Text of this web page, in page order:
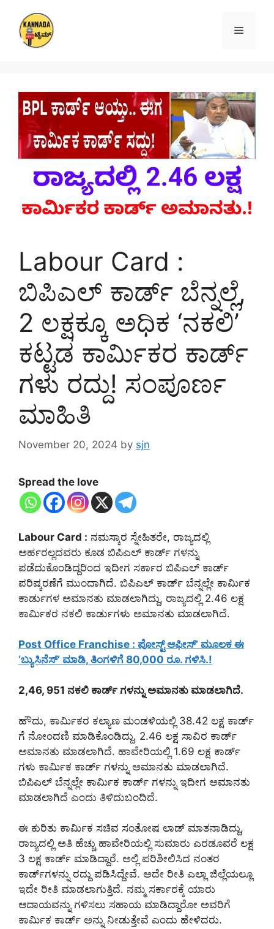
content
Menu
Labour Card :
ಬಿಪಿಎಲ್ ಕಾರ್ಡ್ ಬೆನ್ನಲ್ಲೆ,
2 ಲಕ್ಷಕ್ಕೂ ಅಧಿಕ ‘ನಕಲಿ’
ಕಟ್ಟಡ ಕಾರ್ಮಿಕರ ಕಾರ್ಡ್
ಗಳು ರದ್ದು! ಸಂಪೂರ್ಣ
ಮಾಹಿತಿ
November 20, 2024 by sjn
Spread the love
Labour Card : ನಮಸ್ಕಾರ ಸ್ನೇಹಿತರೇ, ರಾಜ್ಯದಲ್ಲಿ
ಅರ್ಹರಲ್ಲದವರು ಕೂಡ ಬಿಪಿಎಲ್ ಕಾರ್ಡ್ ಗಳನ್ನು
ಪಡೆದುಕೊಂಡಿದ್ದರಿಂದ ಇದೀಗ ಸರ್ಕಾರ ಬಿಪಿಎಲ್ ಕಾರ್ಡ್
ಪರಿಷ್ಕರಣೆಗೆ ಮುಂದಾಗಿದೆ. ಬಿಪಿಎಲ್ ಕಾರ್ಡ್ ಬೆನ್ನಲ್ಲೇ ಕಾರ್ಮಿಕ
ಕಾರ್ಡುಗಳ ಅಮಾನತು ಮಾಡಲಾಗಿದ್ದು, ರಾಜ್ಯದಲ್ಲಿ 2.46 ಲಕ್ಷ
ಕಾರ್ಮಿಕರ ನಕಲಿ ಕಾರ್ಡುಗಳು ಅಮಾನತು ಮಾಡಲಾಗಿದೆ.
Post Office Franchise : ಪೋಸ್ಟ್ ಆಫೀಸ್’ ಮೂಲಕ ಈ
‘ಬ್ಯುಸಿನೆಸ್’ ಮಾಡಿ, ತಿಂಗಳಿಗೆ 80,000 ರೂ. ಗಳಿಸಿ.!
2,46, 951 ನಕಲಿ ಕಾರ್ಡ್ ಗಳನ್ನು ಅಮಾನತು ಮಾಡಲಾಗಿದೆ.
ಹೌದು, ಕಾರ್ಮಿಕರ ಕಲ್ಯಾಣ ಮಂಡಳಿಯಲ್ಲಿ 38.42 ಲಕ್ಷ ಕಾರ್ಡ್
ಗೆ ನೋಂದಣಿ ಮಾಡಿಕೊಂಡಿದ್ದು. 2.46 ಲಕ್ಷ ಸಾವಿರ ಕಾರ್ಡ್
ಅಮಾನತು ಮಾಡಲಾಗಿದೆ. ಹಾವೇರಿಯಲ್ಲಿ 1.69 ಲಕ್ಷ ಕಾರ್ಡ್
ಗಳು ಕಾರ್ಮಿಕ ಕಾರ್ಡ್ ಗಳನ್ನು ಅಮಾನತು ಮಾಡಲಾಗಿದೆ.
ಬಿಪಿಎಲ್ ಬೆನ್ನಲ್ಲೇ ಕಾರ್ಮಿಕ ಕಾರ್ಡ್ ಗಳನ್ನು ಇದೀಗ ಅಮಾನತು
ಮಾಡಲಾಗಿದೆ ಎಂದು ತಿಳಿದುಬಂದಿದೆ.
ಈ ಕುರಿತು ಕಾರ್ಮಿಕ ಸಚಿವ ಸಂತೋಷ ಲಾಡ್ ಮಾತನಾಡಿದ್ದು,
ರಾಜ್ಯದಲ್ಲಿ ಅತಿ ಹೆಚ್ಚು ಹಾವೇರಿಯಲ್ಲಿ ಸುಮಾರು ಎರಡೂವರೆ ಲಕ್ಷ
3 ಲಕ್ಷ ಕಾರ್ಡ್‌ ಮಾಡಿದ್ದಾರೆ. ಅಲ್ಲಿ ಪರಿಶೀಲಿಸಿದ ನಂತರ
ಕಾರ್ಡ್‌ಗಳನ್ನು ರದ್ದು ಪಡಿಸಿದ್ದೇವೆ. ಅದೇ ರೀತಿ ಎಲ್ಲಾ ಜಿಲ್ಲೆಯಲ್ಲೂ
ಇದೇ ರೀತಿ ಮಾಡಲಾಗುತ್ತಿದೆ. ನಮ್ಮ ಸರ್ಕಾರಕ್ಕೆ ಯಾರು
ಆದಾಯವನ್ನು ಗಳಿಸಲು ಸಹಾಯ ಮಾಡಿದ್ದಾರೋ ಅವರಿಗೆ
ಕಾರ್ಮಿಕ ಕಾರ್ಡ್‌ ಅನ್ನು ನೀಡುತ್ತೇವೆ ಎಂದು ಹೇಳಿದರು.